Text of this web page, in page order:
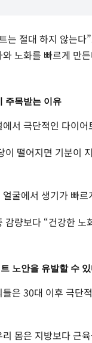
는 절대 하지 않는
노화를 빠르게 만
주목받는 이유
서 극단적인 다이
떨어지면 기분이
굴에서 생기가 빠
감량보다 “건강한
노안을 유발할 수
은 30대 이후 극단
몸은 지방보다 근